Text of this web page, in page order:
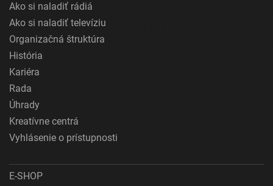
Ako si naladiť rádiá
Ako si naladiť televíziu
Organizačná štruktúra
História
Kariéra
Rada
Úhrady
Kreatívne centrá
Vyhlásenie o prístupnosti
E-SHOP